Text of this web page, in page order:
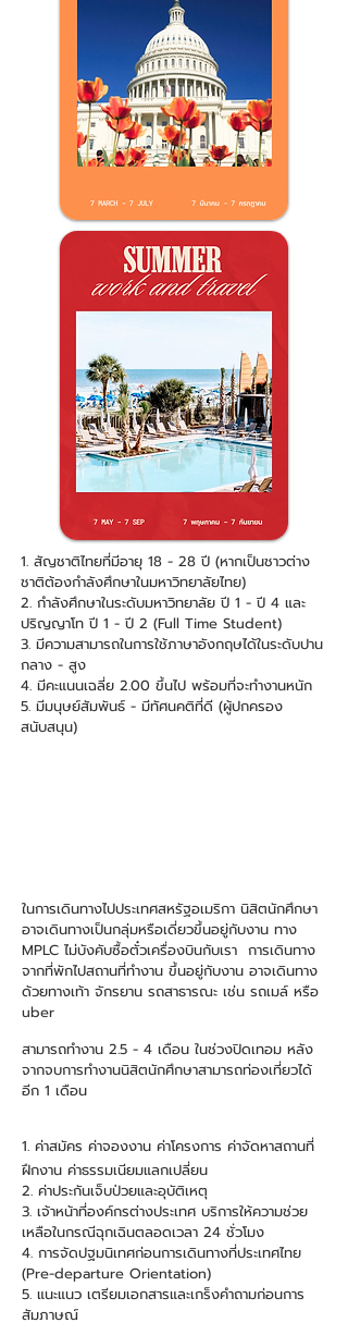
1. สัญชาติไทยที่มีอายุ 18 - 28 ปี (หากเป็นชาวต่าง
ชาติต้องกำลังศึกษาในมหาวิทยาลัยไทย)
2. กำลังศึกษาในระดับมหาวิทยาลัย ปี 1 - ปี 4 และ
ปริญญาโท ปี 1 - ปี 2 (Full Time Student)
3. มีความสามารถในการใช้ภาษาอังกฤษได้ในระดับปาน
กลาง - สูง
4. มีคะแนนเฉลี่ย 2.00 ขึ้นไป พร้อมที่จะทำงานหนัก
5. มีมนุษย์สัมพันธ์ - มีทัศนคติที่ดี (ผู้ปกครอง
สนับสนุน)
ในการเดินทางไปประเทศสหรัฐอเมริกา นิสิตนักศึกษา
อาจเดินทางเป็นกลุ่มหรือเดี่ยวขึ้นอยู่กับงาน ทาง
MPLC ไม่บังคับซื้อตั๋วเครื่องบินกับเรา การเดินทาง
จากที่พักไปสถานที่ทำงาน ขึ้นอยู่กับงาน อาจเดินทาง
ด้วยทางเท้า จักรยาน รถสาธารณะ เช่น รถเมล์ หรือ
uber
ค่าเข้าร่วมโครงการ
สมัครผ่านทาง Line
5
การเดินทาง
สามารถทำงาน 2.5 - 4 เดือน ในช่วงปิดเทอม หลัง
จากจบการทำงานนิสิตนักศึกษาสามารถท่องเที่ยวได้
อีก 1 เดือน
1. ค่าสมัคร ค่าจองงาน ค่าโครงการ ค่าจัดหาสถานที่
ฝึกงาน ค่าธรรมเนียมแลกเปลี่ยน
2. ค่าประกันเจ็บป่วยและอุบัติเหตุ
3. เจ้าหน้าที่องค์กรต่างประเทศ บริการให้ความช่วย
เหลือในกรณีฉุกเฉินตลอดเวลา 24 ชั่วโมง
4. การจัดปฐมนิเทศก่อนการเดินทางที่ประเทศไทย
(Pre-departure Orientation)
5. แนะแนว เตรียมเอกสารและเกร็งคำถามก่อนการ
สัมภาษณ์